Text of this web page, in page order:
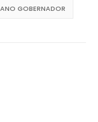
GOBERNADOR